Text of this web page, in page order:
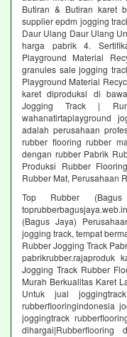
Butiran & Butiran karet
supplier epdm jogging
Daur Ulang Daur Ulang
harga pabrik 4.
Playground Material
granules sale jogging
Playground Material
karet diproduksi di
Jogging Track |
wahanatirtaplayground
adalah perusahaan
rubber flooring rubber
dengan rubber Pabrik
Produksi Rubber
Rubber Mat, Perusahaan
Top Rubber
(Bagus Jaya)
jogging track, tempat
Rubber Jogging Track
pabrikrubber.rajaproduk
Jogging Track Rubber
Murah Berkualitas Karet
Untuk jual
rubberflooringindonesia
joggingtrack
dihargai|Rubberflooring